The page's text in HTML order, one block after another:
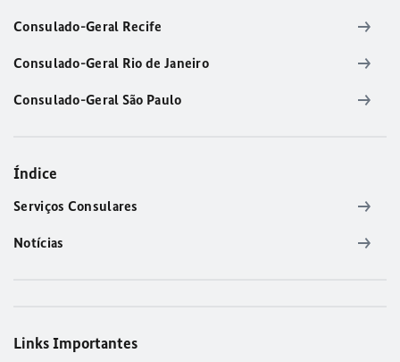
Consulado-Geral Recife
Consulado-Geral Rio de Janeiro
Consulado-Geral São Paulo
Índice
Serviços Consulares
Notícias
Links Importantes